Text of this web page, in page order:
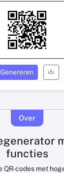
Genereren
Over
functies
QR-codes met